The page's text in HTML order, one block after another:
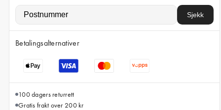
Alle telefonmodeller Sjekk
Betalingsalternativer
100 dagers returrett
Gratis frakt over 200 kr